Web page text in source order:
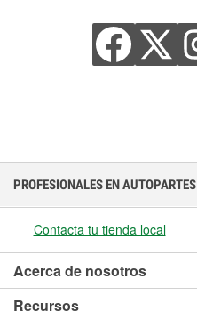
PROFESIONALES EN AUTOPARTES
Contacta tu tienda local
Acerca de nosotros
Recursos